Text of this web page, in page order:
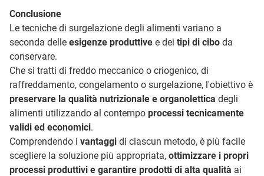
Conclusione
Le tecniche di surgelazione degli alimenti variano a
seconda delle esigenze produttive e dei tipi di cibo da
conservare.
Che si tratti di freddo meccanico o criogenico, di
raffreddamento, congelamento o surgelazione, l'obiettivo è
preservare la qualità nutrizionale e organolettica degli
alimenti utilizzando al contempo processi tecnicamente
validi ed economici.
Comprendendo i vantaggi di ciascun metodo, è più facile
scegliere la soluzione più appropriata, ottimizzare i propri
processi produttivi e garantire prodotti di alta qualità ai